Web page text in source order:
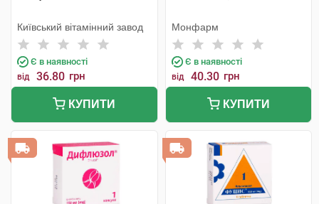
Київський вітамінний завод
Є в наявності
від 36.80 грн
КУПИТИ
Монфарм
Є в наявності
від 40.30 грн
КУПИТИ